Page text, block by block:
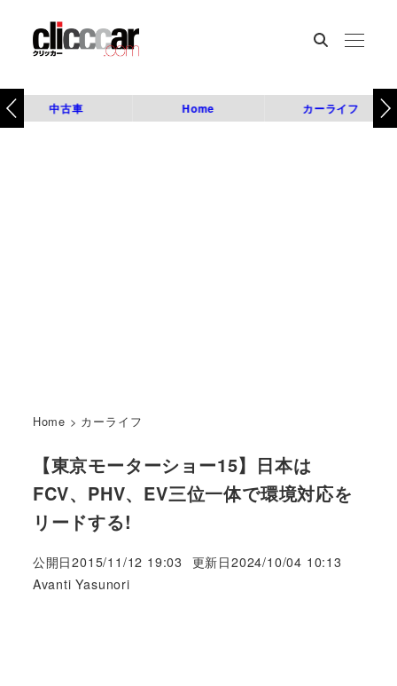
中古車 Home カーライフ
Home > カーライフ
【東京モーターショー15】日本は
FCV、PHV、EV三位一体で環境対応を
リードする!
公開日2015/11/12 19:03 更新日2024/10/04 10:13
著
Avanti Yasunori